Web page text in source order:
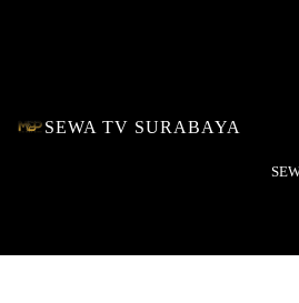
SEWA TV SURABAYA